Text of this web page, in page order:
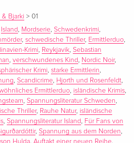
& Bjarki >01
Island , Mordserie,Schwedenkrimi,
,schwedische Thriller, Ermittlerduo,
Krimi, Reykjavik,Sebastian
,verschwundenes Kind , Nordic Noir,
Krimi,starke Ermittlerin,
,Scandicrime, Hjorth und Rosenfeldt,
Ermittlerduo, isländische Krimis,
,Spannungsliteratur Schweden,
Thriller, Rauhe Natur, isländische
,Spannungsliteratur Island , Für Fans von
,Spannung aus dem Norden,
Hulda,Auftakt einer neuen Reihe,